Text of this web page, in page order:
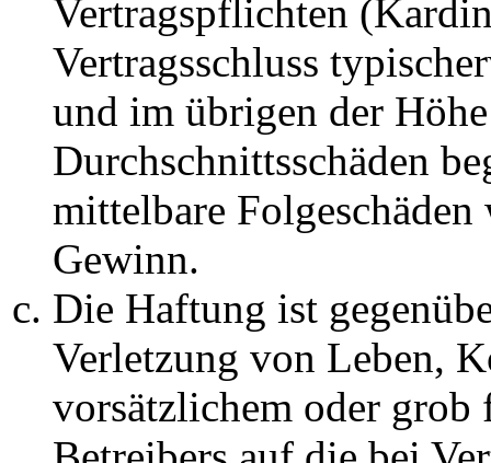
Vertragspflichten
Vertragsschluss
und im übrigen der
Durchschnittsschäden
mittelbare Folgeschäden
Gewinn.
Die Haftung ist
Verletzung von Leben,
vorsätzlichem oder grob